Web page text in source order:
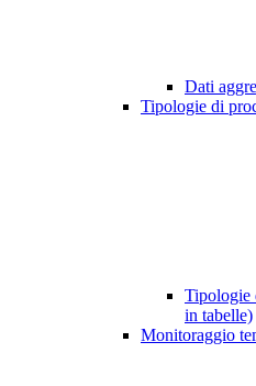
Dati
Tipologie di
Tipologie
in tabelle)
Monitoraggio